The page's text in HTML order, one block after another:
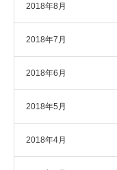
2018年8月
2018年7月
2018年6月
2018年5月
2018年4月